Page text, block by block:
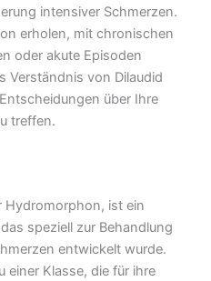
intensiver Schmerzen.
erholen, mit chronischen
oder akute Episoden
Verständnis von Dilaudid
über Ihre
treffen.
Hydromorphon, ist ein
speziell zur Behandlung
entwickelt wurde.
einer Klasse, die für ihre